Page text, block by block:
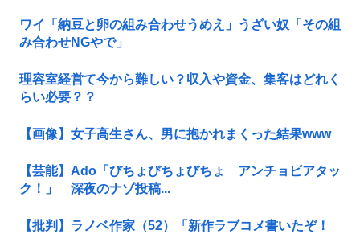
ワイ「納豆と卵の組み合わせうめえ」うざい奴「その組
み合わせNGやで」
理容室経営て今から難しい？収入や資金、集客はどれく
らい必要？？
【画像】女子高生さん、男に抱かれまくった結果www
【芸能】Ado「びちょびちょびちょ アンチョビアタッ
ク！」 深夜のナゾ投稿...
【批判】ラノベ作家（52）「新作ラブコメ書いたぞ！